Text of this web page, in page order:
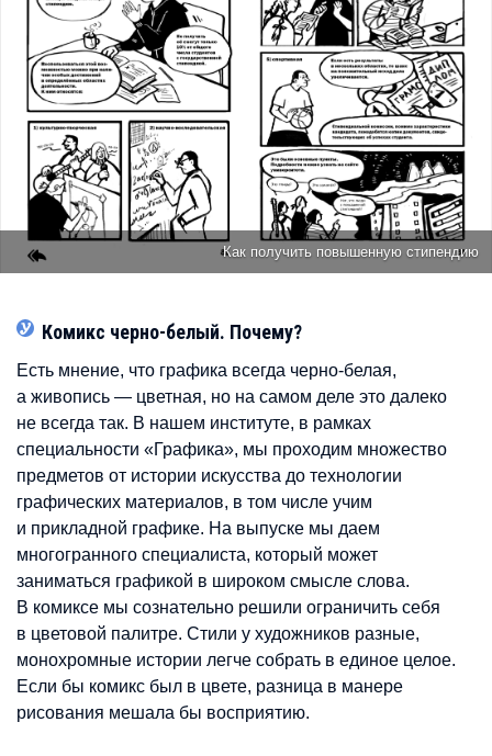
Как получить повышенную стипендию
Комикс черно-белый. Почему?
Есть мнение, что графика всегда черно-белая,
а живопись — цветная, но на самом деле это далеко
не всегда так. В нашем институте, в рамках
специальности «Графика», мы проходим множество
предметов от истории искусства до технологии
графических материалов, в том числе учим
и прикладной графике. На выпуске мы даем
многогранного специалиста, который может
заниматься графикой в широком смысле слова.
В комиксе мы сознательно решили ограничить себя
в цветовой палитре. Стили у художников разные,
монохромные истории легче собрать в единое целое.
Если бы комикс был в цвете, разница в манере
рисования мешала бы восприятию.